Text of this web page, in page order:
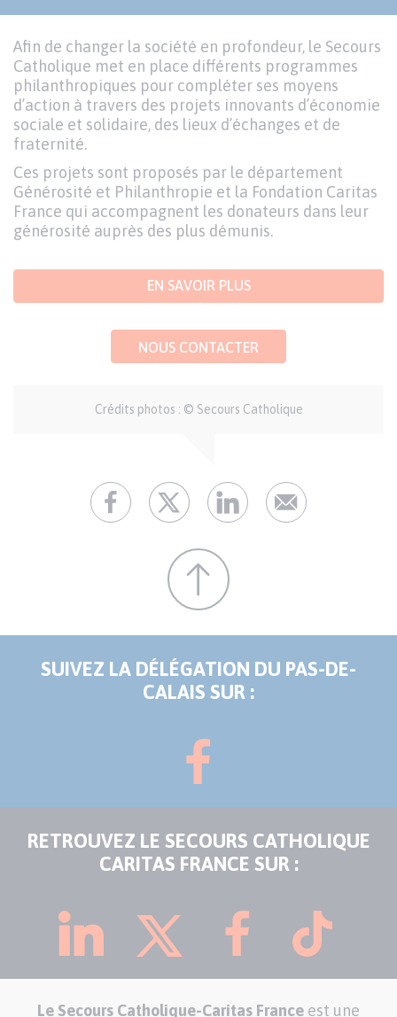
Afin de changer la société en profondeur, le Secours
Catholique met en place différents programmes
philanthropiques pour compléter ses moyens
d’action à travers des projets innovants d’économie
sociale et solidaire, des lieux d’échanges et de
fraternité.
Ces projets sont proposés par le département
Générosité et Philanthropie et la Fondation Caritas
France qui accompagnent les donateurs dans leur
générosité auprès des plus démunis.
EN SAVOIR PLUS
NOUS CONTACTER
Crédits photos : © Secours Catholique
SUIVEZ LA DÉLÉGATION DU PAS-DE-
CALAIS SUR :
RETROUVEZ LE SECOURS CATHOLIQUE
CARITAS FRANCE SUR :
Le Secours Catholique-Caritas France est une